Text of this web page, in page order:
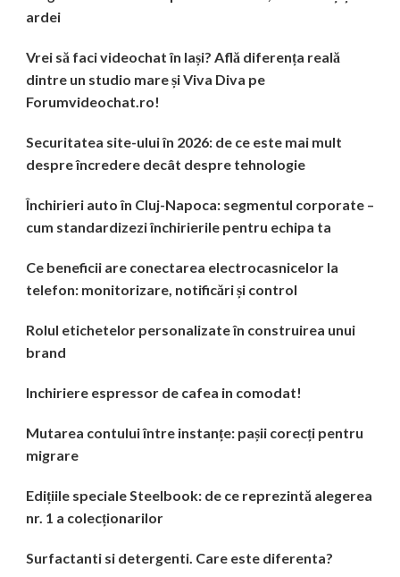
ardei
Vrei să faci videochat în Iași? Află diferența reală
dintre un studio mare și Viva Diva pe
Forumvideochat.ro!
Securitatea site-ului în 2026: de ce este mai mult
despre încredere decât despre tehnologie
Închirieri auto în Cluj-Napoca: segmentul corporate –
cum standardizezi închirierile pentru echipa ta
Ce beneficii are conectarea electrocasnicelor la
telefon: monitorizare, notificări și control
Rolul etichetelor personalizate în construirea unui
brand
Inchiriere espressor de cafea in comodat!
Mutarea contului între instanțe: pașii corecți pentru
migrare
Edițiile speciale Steelbook: de ce reprezintă alegerea
nr. 1 a colecționarilor
Surfactanti si detergenti. Care este diferenta?